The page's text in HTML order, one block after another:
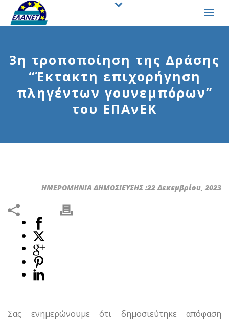
3η τροποποίηση της Δράσης
“Έκτακτη επιχορήγηση
πληγέντων γουνεμπόρων”
του ΕΠΑνΕΚ
ΗΜΕΡΟΜΗΝΙΑ ΔΗΜΟΣΙΕΥΣΗΣ :22 Δεκεμβρίου, 2023
Σας ενημερώνουμε ότι δημοσιεύτηκε απόφαση